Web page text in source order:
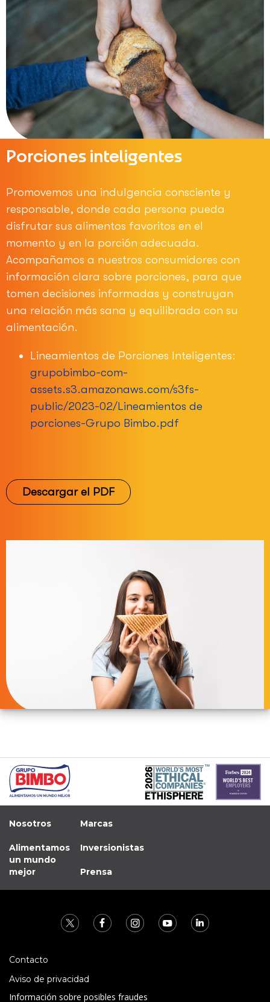
Porciones inteligentes
Promovemos una indulgencia consciente y
responsable, donde cada persona pueda
disfrutar sus alimentos favoritos en el
momento y en la porción adecuada.
Acompañamos a nuestros consumidores con
información clara sobre porciones, para que
tomen decisiones informadas y construyan
una relación más sana y equilibrada con su
alimentación.
Lineamientos de Porciones Inteligentes:
grupobimbo-com-
assets.s3.amazonaws.com/s3fs-
public/2023-02/Lineamientos de
porciones-Grupo Bimbo.pdf
Descargar el PDF
Nosotros
Alimentamos
un mundo
mejor
Marcas
Inversionistas
Prensa
Contacto
Aviso de privacidad
Información sobre posibles fraudes